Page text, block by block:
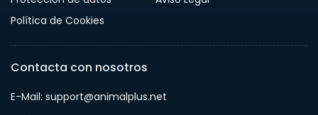
Política de Cookies
Contacta con nosotros
E-Mail: support@animalplus.net